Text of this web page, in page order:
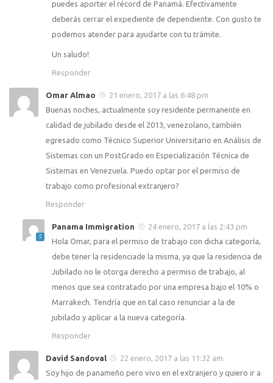
puedes aporter el récord de Panamá. Efectivamente
deberás cerrar el expediente de dependiente. Con gusto te
podemos atender para ayudarte con tu trámite.
Un saludo!
Responder
Omar Almao
21 enero, 2017 a las 6:48 pm
Buenas noches, actualmente soy residente permanente en
calidad de jubilado desde el 2013, venezolano, también
egresado como Técnico Superior Universitario en Análisis de
Sistemas con un PostGrado en Especialización Técnica de
Sistemas en Venezuela. Puedo optar por el permiso de
trabajo como profesional extranjero?
Responder
Panama Immigration
24 enero, 2017 a las 2:43 pm
Hola Omar, para el permiso de trabajo con dicha categoría,
debe tener la residenciade la misma, ya que la residencia de
Jubilado no le otorga derecho a permiso de trabajo, al
menos que sea contratado por una empresa bajo el 10% o
Marrakech. Tendría que en tal caso renunciar a la de
jubilado y aplicar a la nueva categoría.
Responder
David Sandoval
22 enero, 2017 a las 11:32 am
Soy hijo de panameño pero vivo en el extranjero y quiero ir a